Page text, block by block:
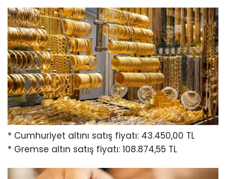
* Cumhuriyet altını satış fiyatı: 43.450,00 TL
* Gremse altın satış fiyatı: 108.874,55 TL